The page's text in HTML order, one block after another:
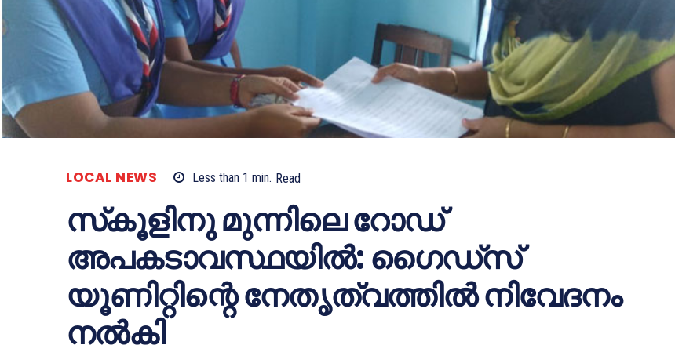
LOCAL NEWS Less than 1 min. Read
സ്‌കൂളിനു മുന്നിലെ റോഡ്
അപകടാവസ്ഥയില്‍: ഗൈഡ്‌സ്
യൂണിറ്റിന്റെ നേതൃത്വത്തില്‍ നിവേദനം
നല്‍കി